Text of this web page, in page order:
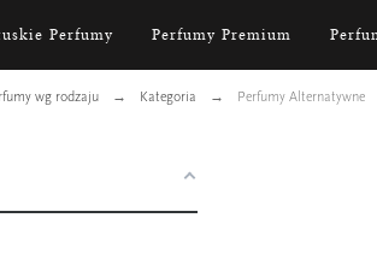
Perfumy Perfumy Premium
wg rodzaju Kategoria Perfumy Alternatywne